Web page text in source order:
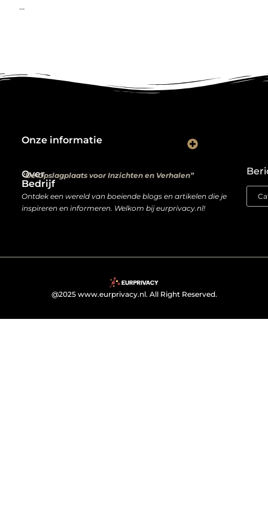
...
Over
Bedrijf
“De Opslagplaats voor Inzichten en Verhalen”
Ontdek een wereld van boeiende blogs en artikelen die je
inspireren en informeren. Welkom bij eurprivacy.nl!
Onze informatie
@2025 www.eurprivacy.nl. All Right Reserved.